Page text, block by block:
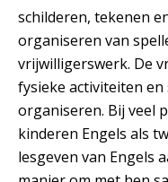
schilderen, tekenen
organiseren van
vrijwilligerswerk. De
fysieke activiteiten
organiseren. Bij veel
kinderen Engels als
lesgeven van Engels